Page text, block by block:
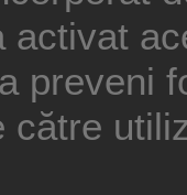
activat
preveni
către